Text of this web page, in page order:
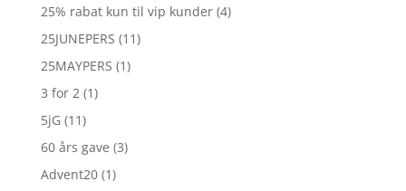
25% rabat kun til vip kunder (4)
25JUNEPERS (11)
25MAYPERS (1)
3 for 2 (1)
5jG (11)
60 års gave (3)
Advent20 (1)